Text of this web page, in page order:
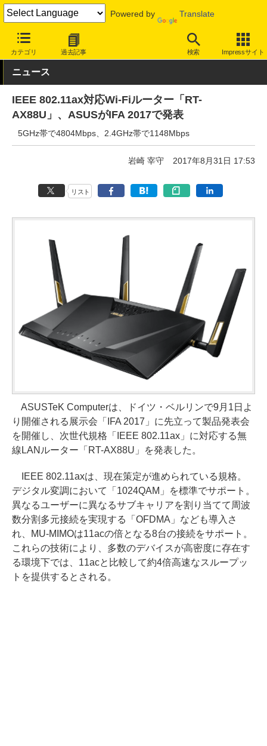
Powered by Translate
カテゴリ 過去記事 検索 Impressサイト
INTERNET Watch ハードウェア 無線LAN
ニュース
IEEE 802.11ax対応Wi-Fiルーター「RT-
AX88U」、ASUSがIFA 2017で発表
5GHz帯で4804Mbps、2.4GHz帯で1148Mbps
岩崎 宰守 2017年8月31日 17:53
リスト
ASUSTeK Computerは、ドイツ・ベルリンで9月1日よ
り開催される展示会「IFA 2017」に先立って製品発表会
を開催し、次世代規格「IEEE 802.11ax」に対応する無
線LANルーター「RT-AX88U」を発表した。
IEEE 802.11axは、現在策定が進められている規格。
デジタル変調において「1024QAM」を標準でサポート。
異なるユーザーに異なるサブキャリアを割り当てて周波
数分割多元接続を実現する「OFDMA」なども導入さ
れ、MU-MIMOは11acの倍となる8台の接続をサポート。
これらの技術により、多数のデバイスが高密度に存在す
る環境下では、11acと比較して約4倍高速なスループッ
トを提供するとされる。